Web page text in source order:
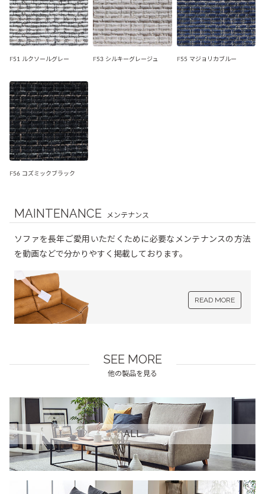
F51 ルクソールグレー F53 シルキーグレージュ F55 マジョリカブルー
F56 コズミックブラック
MAINTENANCE メンテナンス
READ MORE
ソファを長年ご愛用いただくために必要なメンテナンスの方法
を動画などで分かりやすく掲載しております。
SEE MORE
他の製品を見る
ALL